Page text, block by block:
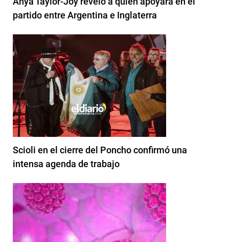
partido entre Argentina e Inglaterra
Scioli en el cierre del Poncho confirmó una
intensa agenda de trabajo